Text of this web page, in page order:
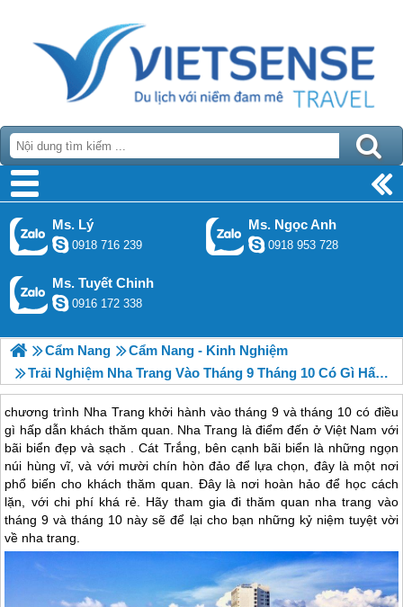
Ms. Lý
0918 716 239
Ms. Ngọc Anh
0918 953 728
Ms. Tuyết Chinh
0916 172 338
Cẩm Nang
Cẩm Nang - Kinh Nghiệm
Trải Nghiệm Nha Trang Vào Tháng 9 Tháng 10 Có Gì Hấp Dẫn Khách Thăm Quan
chương trình Nha Trang khởi hành vào tháng 9 và tháng 10 có điều
gì hấp dẫn khách thăm quan. Nha Trang là điểm đến ở Việt Nam với
bãi biển đẹp và sạch . Cát Trắng, bên cạnh bãi biển là những ngọn
núi hùng vĩ, và với mười chín hòn đảo để lựa chọn, đây là một nơi
phổ biến cho khách thăm quan. Đây là nơi hoàn hảo để học cách
lặn, với chi phí khá rẻ. Hãy tham gia đi thăm quan nha trang vào
tháng 9 và tháng 10 này sẽ để lại cho bạn những kỷ niệm tuyệt vời
về nha trang.